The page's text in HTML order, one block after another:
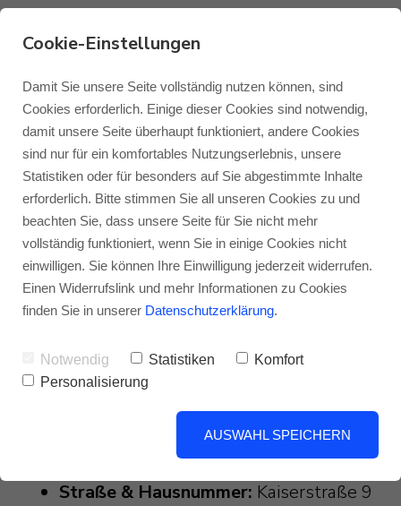
Monitor Audio
Monitor Audio Custom Install
Roksan
Blok
Blog Monitor Audio
Blog Roksan
Blog Blok
53113 Bonn - FME HiFi
FME HiFi - Individuelle
Beratung und über 30 Jahre
Kompetenz
Ob Sie sich für eine neue HiFi-Anlage
interessieren oder Ihre HiFi-Schätzchen
reparieren oder restaurieren lassen
möchten: Bei den Spezialisten von FME in
Bonn sind Sie immer an der richtigen
Eckdaten FME HiFi
Straße & Hausnummer: Kaiserstraße 9
Cookie-Einstellungen
Damit Sie unsere Seite vollständig nutzen können, sind
Cookies erforderlich. Einige dieser Cookies sind notwendig,
damit unsere Seite überhaupt funktioniert, andere Cookies
sind nur für ein komfortables Nutzungserlebnis, unsere
Statistiken oder für besonders auf Sie abgestimmte Inhalte
erforderlich. Bitte stimmen Sie all unseren Cookies zu und
beachten Sie, dass unsere Seite für Sie nicht mehr
vollständig funktioniert, wenn Sie in einige Cookies nicht
einwilligen. Sie können Ihre Einwilligung jederzeit widerrufen.
Einen Widerrufslink und mehr Informationen zu Cookies
finden Sie in unserer Datenschutzerklärung.
Notwendig Statistiken
Komfort
Personalisierung
AUSWAHL SPEICHERN